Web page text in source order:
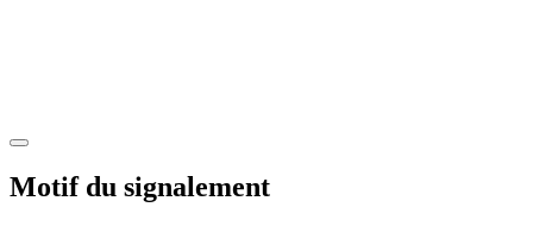
Motif du signalement